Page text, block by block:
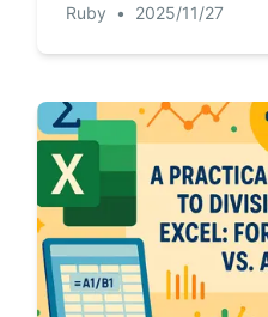
로를 혁신합니다.
Ruby • 2025/11/27